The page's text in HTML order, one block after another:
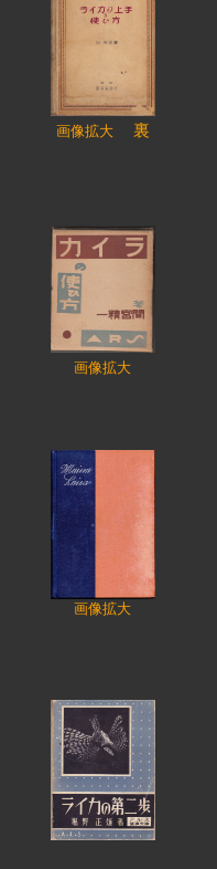
画像拡大 裏
画像拡大
画像拡大